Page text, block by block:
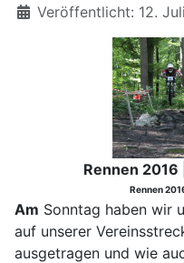
Details
Veröffentlicht: 12.
Rennen
Rennen
Am Sonntag haben wir
auf unserer
ausgetragen und wie